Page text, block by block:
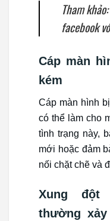
Tham khảo:
facebook
Cáp màn
kém
Cáp màn hình
có thể làm cho
tình trạng này,
mới hoặc đảm
nối chặt chẽ và
Xung đột
thường